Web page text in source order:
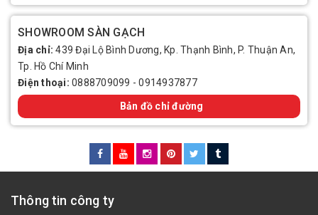
SHOWROOM SÀN GẠCH
Địa chỉ:439 Đại Lộ Bình Dương, Kp. Thạnh Bình, P. Thuận An,
Tp. Hồ Chí Minh
Điện thoại: 0888709099 -0914937877
Bản đồ chỉ đường
Thông tin công ty